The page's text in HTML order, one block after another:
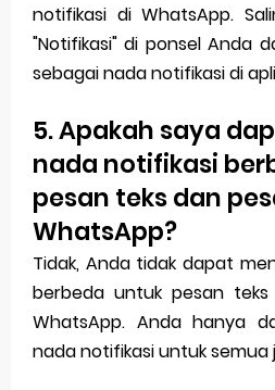
notifikasi di WhatsApp.
"Notifikasi" di ponsel Anda
sebagai nada notifikasi di
5. Apakah saya
nada notifikasi
pesan teks dan
WhatsApp?
Tidak, Anda tidak dapat
berbeda untuk pesan
WhatsApp. Anda hanya
nada notifikasi untuk semua